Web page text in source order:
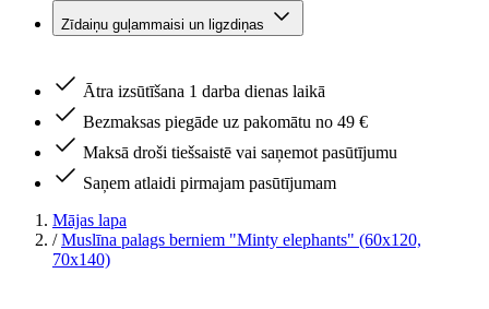
Zīdaiņu guļammaisi un ligzdiņas
Ātra izsūtīšana 1 darba dienas laikā
Bezmaksas piegāde uz pakomātu no 49 €
Maksā droši tiešsaistē vai saņemot pasūtījumu
Saņem atlaidi pirmajam pasūtījumam
Mājas lapa
/ Muslīna palags berniem "Minty elephants" (60x120,
70x140)